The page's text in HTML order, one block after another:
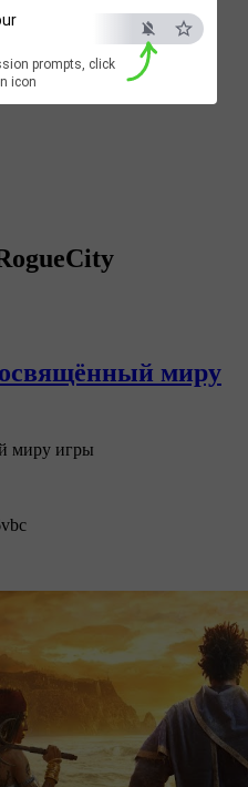
prompts, click
icon
миру
миру игры